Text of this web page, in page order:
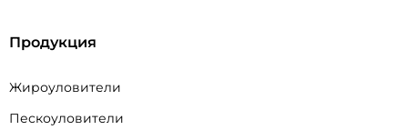
Продукция
Жироуловители
Пескоуловители